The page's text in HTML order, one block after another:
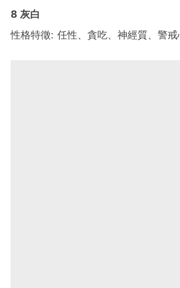
8 灰白
性格特徵: 任性、貪吃、神經質、警